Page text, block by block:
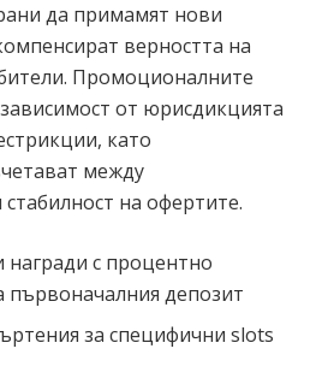
да примамят нови
верността на
Промоционалните
от юрисдикцията
като
между
на офертите.
награди с процентно
първоначалния депозит
за специфични slots